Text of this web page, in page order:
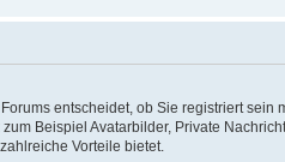
entscheidet, ob Sie registriert
Beispiel Avatarbilder, Private
Vorteile bietet.